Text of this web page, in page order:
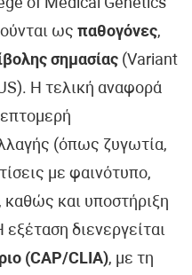
of Medical Genetics
ωςπαθογόνες,
σημασίας (Variant
Η τελική αναφορά
(όπως ζυγωτία,
με φαινότυπο,
και υποστήριξη
διενεργείται
(CAP/CLIA), με τη